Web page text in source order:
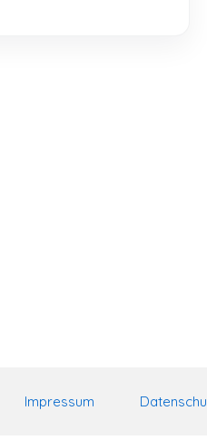
Impressum